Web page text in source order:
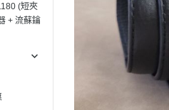
(短夾
+ 流蘇鑰